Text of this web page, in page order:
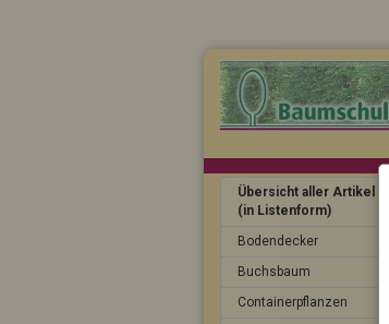
Übersicht aller Artikel
(in Listenform)
Bodendecker
Buchsbaum
Containerpflanzen